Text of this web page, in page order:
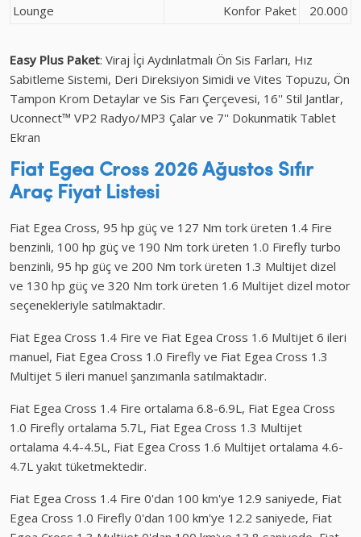
Lounge
Konfor Paket 20.000
Easy Plus Paket: Viraj İçi Aydınlatmalı Ön Sis Farları, Hız
Sabitleme Sistemi, Deri Direksiyon Simidi ve Vites Topuzu, Ön
Tampon Krom Detaylar ve Sis Farı Çerçevesi, 16'' Stil Jantlar,
Uconnect™ VP2 Radyo/MP3 Çalar ve 7'' Dokunmatik Tablet
Ekran
Fiat Egea Cross 2026 Ağustos Sıfır
Araç Fiyat Listesi
Fiat Egea Cross, 95 hp güç ve 127 Nm tork üreten 1.4 Fire
benzinli, 100 hp güç ve 190 Nm tork üreten 1.0 Firefly turbo
benzinli, 95 hp güç ve 200 Nm tork üreten 1.3 Multijet dizel
ve 130 hp güç ve 320 Nm tork üreten 1.6 Multijet dizel motor
seçenekleriyle satılmaktadır.
Fiat Egea Cross 1.4 Fire ve Fiat Egea Cross 1.6 Multijet 6 ileri
manuel, Fiat Egea Cross 1.0 Firefly ve Fiat Egea Cross 1.3
Multijet 5 ileri manuel şanzımanla satılmaktadır.
Fiat Egea Cross 1.4 Fire ortalama 6.8-6.9L, Fiat Egea Cross
1.0 Firefly ortalama 5.7L, Fiat Egea Cross 1.3 Multijet
ortalama 4.4-4.5L, Fiat Egea Cross 1.6 Multijet ortalama 4.6-
4.7L yakıt tüketmektedir.
Fiat Egea Cross 1.4 Fire 0'dan 100 km'ye 12.9 saniyede, Fiat
Egea Cross 1.0 Firefly 0'dan 100 km'ye 12.2 saniyede, Fiat